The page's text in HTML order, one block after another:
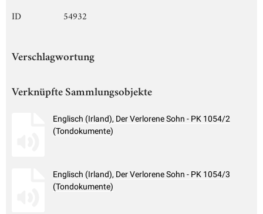
ID
54932
Verschlagwortung
Verknüpfte Sammlungsobjekte
Englisch (Irland), Der Verlorene Sohn - PK 1054/2
(Tondokumente)
Englisch (Irland), Der Verlorene Sohn - PK 1054/3
(Tondokumente)